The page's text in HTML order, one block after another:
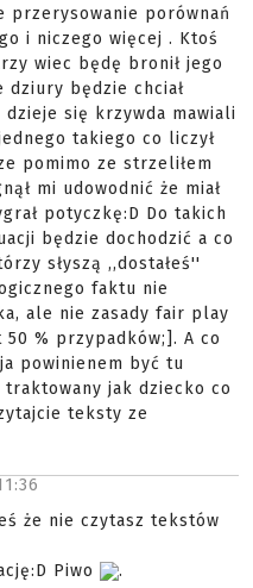
przerysowanie porównań
i niczego więcej . Ktoś
wiec będę bronił jego
będzie chciał
dzieje się krzywda mawiali
takiego co liczył
pomimo ze strzeliłem
mi udowodnić że miał
potyczkę:D Do takich
będzie dochodzić a co
słyszą ,,dostałeś''
faktu nie
ale nie zasady fair play
% przypadków;]. A co
powinienem być tu
jak dziecko co
teksty ze
że nie czytasz tekstów
Piwo
.